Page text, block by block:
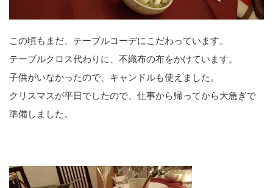
この頃もまだ、テーブルコーデにこだわっています。
テーブルクロス代わりに、不織布の布をかけています。
子供がいなかったので、キャンドルも使えました。
クリスマスが平日でしたので、仕事から帰ってから大急ぎで
準備しました。